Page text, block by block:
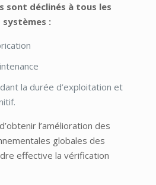
sont déclinés à tous les
systèmes :
la durée d’exploitation et
l’amélioration des
globales des
effective la vérification